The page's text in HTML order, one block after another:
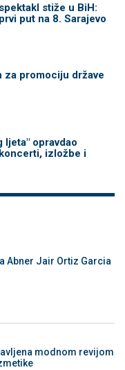
stiže u BiH:
put na 8. Sarajevo
za promociju države
ljeta" opravdao
izložbe i
Abner Jair Ortiz Garcia
modnom revijom